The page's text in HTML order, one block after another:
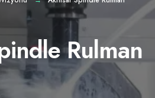
Rulman